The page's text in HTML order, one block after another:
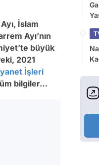
İslam
Ayı’nın
büyük
2021
İşleri
bilgiler…